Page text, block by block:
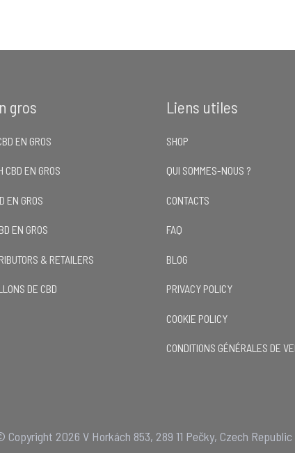
gros
EN GROS
CBD EN GROS
EN GROS
EN GROS
& RETAILERS
DE CBD
Liens utiles
SHOP
QUI SOMMES-NOUS ?
CONTACTS
FAQ
BLOG
PRIVACY POLICY
COOKIE POLICY
CONDITIONS GÉNÉRALES DE
2026 V Horkách 853, 289 11 Pečky, Czech Republic